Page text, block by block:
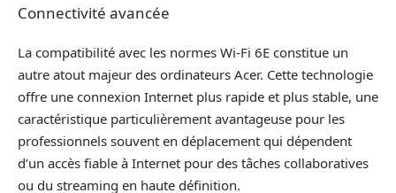
Connectivité avancée
La compatibilité avec les normes Wi-Fi 6E constitue un
autre atout majeur des ordinateurs Acer. Cette technologie
offre une connexion Internet plus rapide et plus stable, une
caractéristique particulièrement avantageuse pour les
professionnels souvent en déplacement qui dépendent
d’un accès fiable à Internet pour des tâches collaboratives
ou du streaming en haute définition.